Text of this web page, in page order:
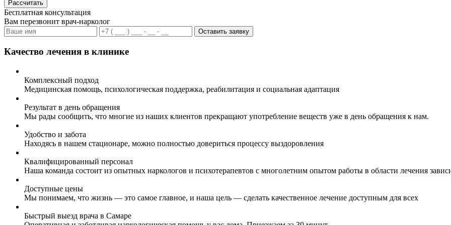
Рассчитать
Бесплатная консультация
Вам перезвонит врач-нарколог
Оставить заявку
Качество лечения в клинике
Комплексный подход
Медицинская помощь, психологическая поддержка, реабилитация и социальная адаптация
Результат в день обращения
Мы рады сообщить, что многие из наших клиентов прекращают употребление веществ уже в день обращения к нам.
Удобство и забота
Находясь в нашем стационаре, можно полностью довериться процессу выздоровления
Квалифицированный персонал
Наша команда состоит из опытных наркологов и психотерапевтов с многолетним опытом работы в области лечения
Доступные цены
Мы понимаем, что жизнь — это самое главное, и наша цель — сделать качественное лечение доступным для всех
Быстрый выезд врача в Самаре